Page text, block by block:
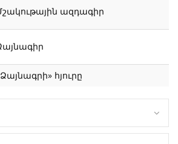
ազդագիր
հյուրը